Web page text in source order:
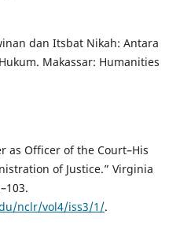
dan Itsbat Nikah: Antara
Makassar: Humanities
as Officer of the Court–His
of Justice.” Virginia
nclr/vol4/iss3/1/.